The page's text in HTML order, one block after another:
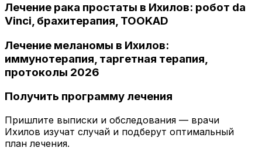
Лечение рака простаты в Ихилов: робот da
Vinci, брахитерапия, TOOKAD
Лечение меланомы в Ихилов:
иммунотерапия, таргетная терапия,
протоколы 2026
Получить программу лечения
Пришлите выписки и обследования — врачи
Ихилов изучат случай и подберут оптимальный
план лечения.